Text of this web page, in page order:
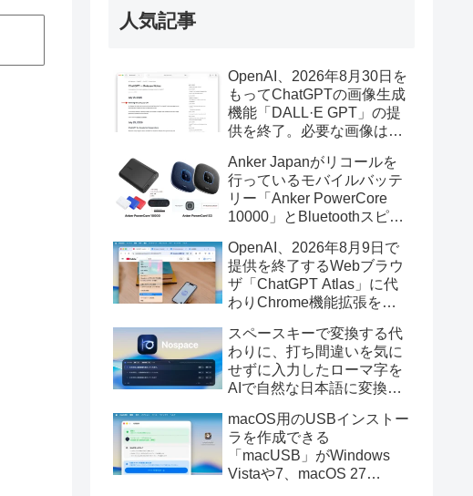
人気記事
OpenAI、2026年8月30日を
もってChatGPTの画像生成
機能「DALL·E GPT」の提
供を終了。必要な画像は期
Anker Japanがリコールを
行っているモバイルバッテ
リー「Anker PowerCore
10000」とBluetoothスピー
辺を焼損する火災が6月に3
件発生していたそうなので
注意を。
OpenAI、2026年8月9日で
提供を終了するWebブラウ
ザ「ChatGPT Atlas」に代
わりChrome機能拡張をア
画の質問やAsk ChatGPT機
能を追加。
スペースキーで変換する代
わりに、打ち間違いを気に
せずに入力したローマ字を
AIで自然な日本語に変換し
力アプリ「Nospace」がリ
リース。
macOS用のUSBインストー
ラを作成できる
「macUSB」がWindows
Vistaや7、macOS 27